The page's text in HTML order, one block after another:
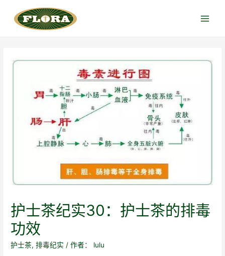
护士茶纪实30：护士茶的排毒
功效
护士茶,排毒纪实 / 作者： lulu